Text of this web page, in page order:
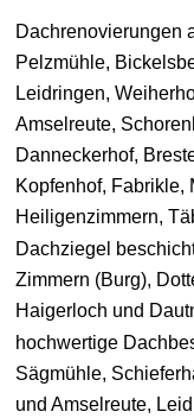
Dachrenovierungen
Pelzmühle,
Leidringen,
Amselreute,
Danneckerhof,
Kopfenhof, Fabrikle,
Heiligenzimmern,
Dachziegel
Zimmern (Burg),
Haigerloch und
hochwertige
Sägmühle,
und Amselreute,